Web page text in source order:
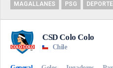
MAGALLANES
PSG